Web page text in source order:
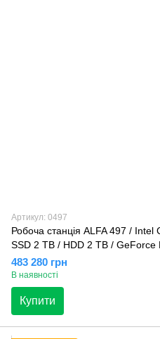
Артикул: 0497
Робоча станція ALFA 497 /
SSD 2 TB / HDD 2 TB / GeForce
483 280 грн
В наявності
Купити